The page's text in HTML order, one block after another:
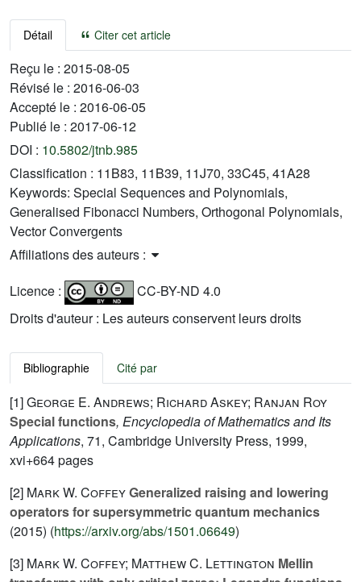
Détail Citer cet article
Reçu le : 2015-08-05
Révisé le : 2016-06-03
Accepté le : 2016-06-05
Publié le : 2017-06-12
DOI : 10.5802/jtnb.985
Classification : 11B83, 11B39, 11J70, 33C45, 41A28
Keywords: Special Sequences and Polynomials,
Generalised Fibonacci Numbers, Orthogonal Polynomials,
Vector Convergents
Affiliations des auteurs :
Licence :
CC-BY-ND 4.0
Droits d'auteur : Les auteurs conservent leurs droits
Bibliographie Cité par
[1]George E. Andrews; Richard Askey; Ranjan Roy
Special functions, Encyclopedia of Mathematics and Its
Applications, 71, Cambridge University Press, 1999,
xvi+664 pages
[2] Mark W. CoffeyGeneralized raising and lowering
operators for supersymmetric quantum mechanics
(2015) (https://arxiv.org/abs/1501.06649)
[3] Mark W. Coffey; Matthew C. Lettington Mellin